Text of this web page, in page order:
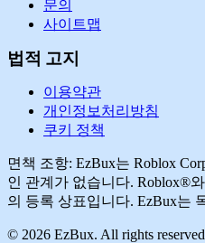
문의
사이트맵
법적 고지
이용약관
개인정보처리방침
쿠키 정책
면책 조항: EzBux는 Roblox
인 관계가 없습니다. Roblox®
의 등록 상표입니다. EzBux는
© 2026 EzBux. All rights